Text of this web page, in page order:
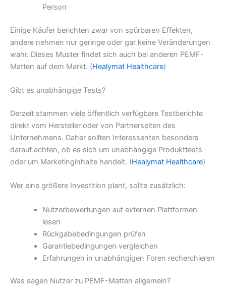
Person
Einige Käufer berichten zwar von spürbaren Effekten,
andere nehmen nur geringe oder gar keine Veränderungen
wahr. Dieses Muster findet sich auch bei anderen PEMF-
Matten auf dem Markt. (Healymat Healthcare)
Gibt es unabhängige Tests?
Derzeit stammen viele öffentlich verfügbare Testberichte
direkt vom Hersteller oder von Partnerseiten des
Unternehmens. Daher sollten Interessenten besonders
darauf achten, ob es sich um unabhängige Produkttests
oder um Marketinginhalte handelt. (Healymat Healthcare)
Wer eine größere Investition plant, sollte zusätzlich:
Nutzerbewertungen auf externen Plattformen
lesen
Rückgabebedingungen prüfen
Garantiebedingungen vergleichen
Erfahrungen in unabhängigen Foren recherchieren
Was sagen Nutzer zu PEMF-Matten allgemein?